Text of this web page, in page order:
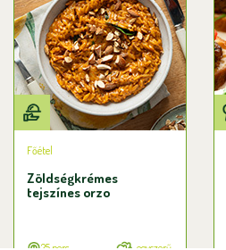
Főétel
Zöldségkrémes
tejszínes orzo